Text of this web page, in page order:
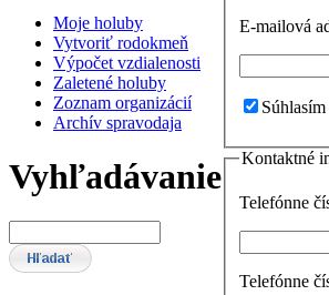
Moje holuby
Vytvoriť rodokmeň
Výpočet vzdialenosti
Zaletené holuby
Zoznam organizácií
Archív spravodaja
Vyhľadávanie
E-mailová
Súhlasím
Kontaktné
Telefónne
Telefónne